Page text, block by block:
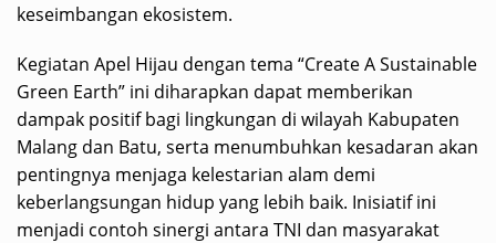
keseimbangan ekosistem.
Kegiatan Apel Hijau dengan tema “Create A Sustainable
Green Earth” ini diharapkan dapat memberikan
dampak positif bagi lingkungan di wilayah Kabupaten
Malang dan Batu, serta menumbuhkan kesadaran akan
pentingnya menjaga kelestarian alam demi
keberlangsungan hidup yang lebih baik. Inisiatif ini
menjadi contoh sinergi antara TNI dan masyarakat